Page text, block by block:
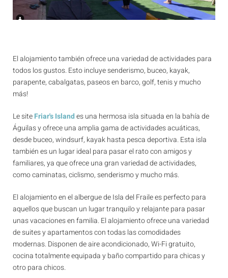
El alojamiento también ofrece una variedad de actividades para
todos los gustos. Esto incluye senderismo, buceo, kayak,
parapente, cabalgatas, paseos en barco, golf, tenis y mucho
más!
Le siteFriar's Islandes una hermosa isla situada en la bahía de
Águilas y ofrece una amplia gama de actividades acuáticas,
desde buceo, windsurf, kayak hasta pesca deportiva. Esta isla
también es un lugar ideal para pasar el rato con amigos y
familiares, ya que ofrece una gran variedad de actividades,
como caminatas, ciclismo, senderismo y mucho más.
El alojamiento en el albergue de Isla del Fraile es perfecto para
aquellos que buscan un lugar tranquilo y relajante para pasar
unas vacaciones en familia. El alojamiento ofrece una variedad
de suites y apartamentos con todas las comodidades
modernas. Disponen de aire acondicionado, Wi-Fi gratuito,
cocina totalmente equipada y baño compartido para chicas y
otro para chicos.